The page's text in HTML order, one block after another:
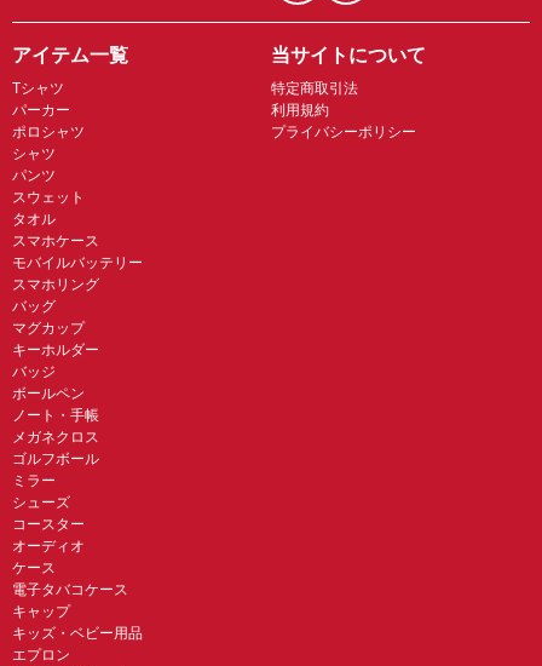
アイテム一覧
Tシャツ
パーカー
ポロシャツ
シャツ
パンツ
スウェット
タオル
スマホケース
モバイルバッテリー
スマホリング
バッグ
マグカップ
キーホルダー
バッジ
ボールペン
ノート・手帳
メガネクロス
ゴルフボール
ミラー
シューズ
コースター
オーディオ
ケース
電子タバコケース
キャップ
キッズ・ベビー用品
エプロン
当サイトについて
特定商取引法
利用規約
プライバシーポリシー